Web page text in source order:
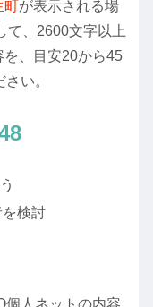
町が表示される場
て、2600文字以上
、目安20から45
い。
検討